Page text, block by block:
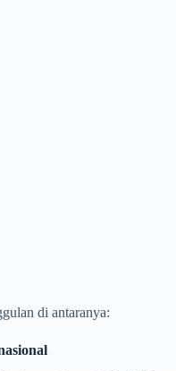
di antaranya: